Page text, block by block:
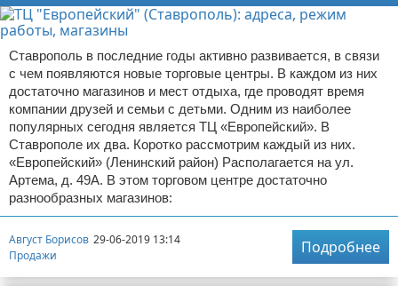
Ставрополь в последние годы активно развивается, в связи
с чем появляются новые торговые центры. В каждом из них
достаточно магазинов и мест отдыха, где проводят время
компании друзей и семьи с детьми. Одним из наиболее
популярных сегодня является ТЦ «Европейский». В
Ставрополе их два. Коротко рассмотрим каждый из них.
«Европейский» (Ленинский район) Располагается на ул.
Артема, д. 49А. В этом торговом центре достаточно
разнообразных магазинов:
Август Борисов 29-06-2019 13:14
Продажи
Подробнее